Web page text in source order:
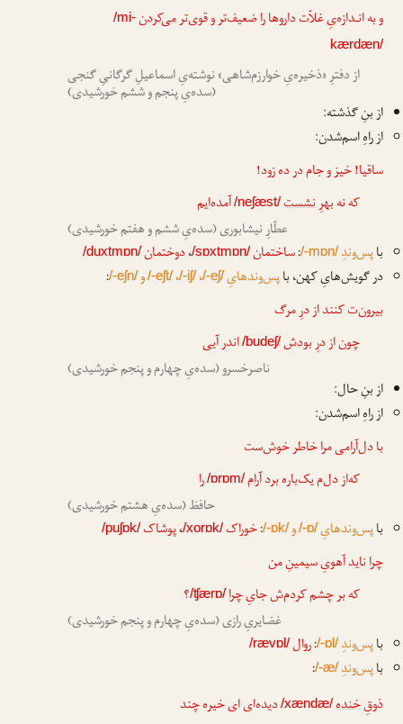
و به انـدازه‌یِ غلاّت داروها را ضعیف‌تر و قوی‌ترمی‌کردن /mi-
kærdæn/
از دفترِ «ذخیره‌یِ خوارزم‌شاهی» نوشته‌یِ اسماعیلِ گرگانیِ گنجی
(سده‌یِ پنجم و ششم خورشیدی)
از بنِ گذشته:
از راهِ اسم‌شدن:
ساقیا! خیز و جام در ده زود!
که نه بهرِنشست /neʃæst/آمده‌ایم
عطّارِ نیشابوری (سده‌یِ ششم و هفتم خورشیدی)
باپس‌وندِ/-mɒn/
:ساختمان/sɒxtmɒn/،دوختمان/duxtmɒn/
در گویش‌هایِ کهن، باپس‌وندهایِ/-eʃ/،/-iʃ/،/-eʃt/و/-eʃn/
:
بیرون‌ت کنند از درِ مرگ
چون از درِبودش /budeʃ/اندر آیی
ناصرخسرو (سده‌یِ چهارم و پنجم خورشیدی)
از بنِ حال:
از راهِ اسم‌شدن:
با دل‌آرامی مرا خاطر خوش‌ست
که‌از دل‌م یک‌باره بردآرام /ɒrɒm/را
حافظ (سده‌یِ هشتم خورشیدی)
باپس‌وندهایِ/-ɒ/و/-ɒk/
:خوراک /xorɒk/،پوشاک /puʃɒk/
چرا ناید آهویِ سیمینِ من
که بر چشم کردم‌ش جایِچرا /ʧærɒ/؟
غضایریِ رازی (سده‌یِ چهارم و پنجم خورشیدی)
باپس‌وندِ/-ɒl/
:روال/rævɒl/
باپس‌وندِ/-æ/
:
ذوقِخنده /xændæ/دیده‌ای ای خیره چند